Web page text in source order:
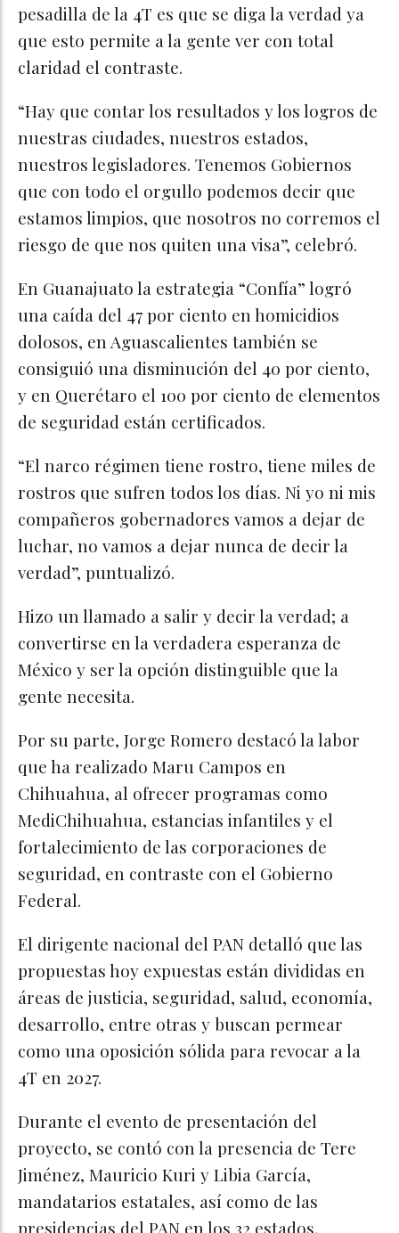
pesadilla de la 4T es que se diga la verdad ya
que esto permite a la gente ver con total
claridad el contraste.
“Hay que contar los resultados y los logros de
nuestras ciudades, nuestros estados,
nuestros legisladores. Tenemos Gobiernos
que con todo el orgullo podemos decir que
estamos limpios, que nosotros no corremos el
riesgo de que nos quiten una visa”, celebró.
En Guanajuato la estrategia “Confía” logró
una caída del 47 por ciento en homicidios
dolosos, en Aguascalientes también se
consiguió una disminución del 40 por ciento,
y en Querétaro el 100 por ciento de elementos
de seguridad están certificados.
“El narco régimen tiene rostro, tiene miles de
rostros que sufren todos los días. Ni yo ni mis
compañeros gobernadores vamos a dejar de
luchar, no vamos a dejar nunca de decir la
verdad”, puntualizó.
Hizo un llamado a salir y decir la verdad; a
convertirse en la verdadera esperanza de
México y ser la opción distinguible que la
gente necesita.
Por su parte, Jorge Romero destacó la labor
que ha realizado Maru Campos en
Chihuahua, al ofrecer programas como
MediChihuahua, estancias infantiles y el
fortalecimiento de las corporaciones de
seguridad, en contraste con el Gobierno
Federal.
El dirigente nacional del PAN detalló que las
propuestas hoy expuestas están divididas en
áreas de justicia, seguridad, salud, economía,
desarrollo, entre otras y buscan permear
como una oposición sólida para revocar a la
4T en 2027.
Durante el evento de presentación del
proyecto, se contó con la presencia de Tere
Jiménez, Mauricio Kuri y Libia García,
mandatarios estatales, así como de las
presidencias del PAN en los 32 estados,